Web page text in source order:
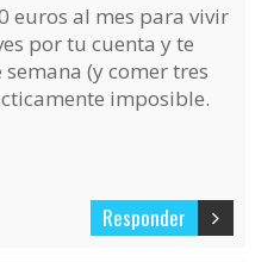
euros al mes para vivir
por tu cuenta y te
(y comer tres
imposible.
Responder